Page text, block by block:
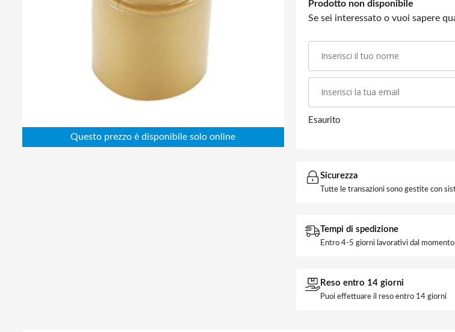
Abbigliamento da lavoro
Elettronica
Edilizia
Prodotto non disponibile
Se sei interessato o vuoi sapere
Esaurito
Sicurezza
Tutte le transazioni sono gestite con
Tempi di spedizione
Entro 4-5 giorni lavorativi dal
Reso entro 14 giorni
Puoi effettuare il reso entro 14 giorni